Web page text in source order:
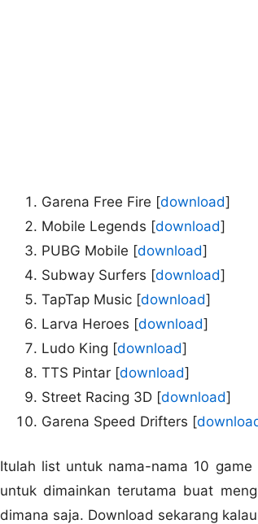
Garena Free Fire [download]
Mobile Legends [download]
PUBG Mobile [download]
Subway Surfers [download]
TapTap Music [download]
Larva Heroes [download]
Ludo King [download]
TTS Pintar [download]
Street Racing 3D [download]
Garena Speed Drifters [
Itulah list untuk nama-nama 10
untuk dimainkan terutama buat
dimana saja. Download sekarang